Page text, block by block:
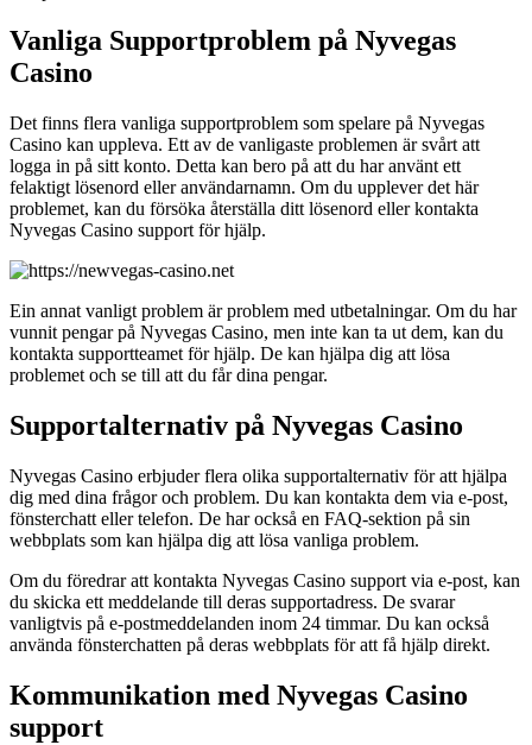
Vanliga Supportproblem på Nyvegas
Casino
Det finns flera vanliga supportproblem som spelare på Nyvegas
Casino kan uppleva. Ett av de vanligaste problemen är svårt att
logga in på sitt konto. Detta kan bero på att du har använt ett
felaktigt lösenord eller användarnamn. Om du upplever det här
problemet, kan du försöka återställa ditt lösenord eller kontakta
Nyvegas Casino support för hjälp.
Ein annat vanligt problem är problem med utbetalningar. Om du har
vunnit pengar på Nyvegas Casino, men inte kan ta ut dem, kan du
kontakta supportteamet för hjälp. De kan hjälpa dig att lösa
problemet och se till att du får dina pengar.
Supportalternativ på Nyvegas Casino
Nyvegas Casino erbjuder flera olika supportalternativ för att hjälpa
dig med dina frågor och problem. Du kan kontakta dem via e-post,
fönsterchatt eller telefon. De har också en FAQ-sektion på sin
webbplats som kan hjälpa dig att lösa vanliga problem.
Om du föredrar att kontakta Nyvegas Casino support via e-post, kan
du skicka ett meddelande till deras supportadress. De svarar
vanligtvis på e-postmeddelanden inom 24 timmar. Du kan också
använda fönsterchatten på deras webbplats för att få hjälp direkt.
Kommunikation med Nyvegas Casino
support